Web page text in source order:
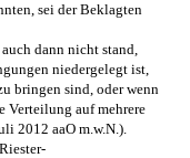
sei der Beklagten
dann nicht stand,
niedergelegt ist,
bringen sind, oder wenn
Verteilung auf mehrere
2012 aaO m.w.N.).